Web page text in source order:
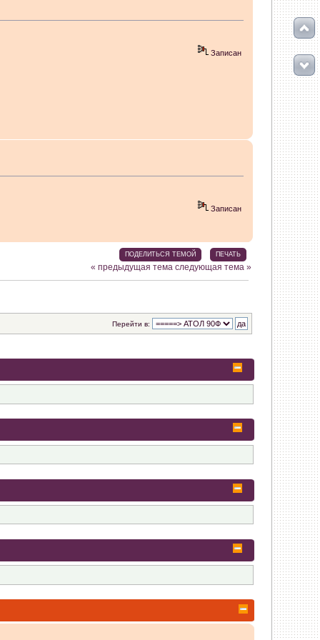
на 5-ю платформу. Атол 11 видится в системе как диск
Спасибо.
было. Как сейчас происходит замена???
Изначально установлена на 8Gb.
не восстановил(
Записан
Записан
ПОДЕЛИТЬСЯ ТЕМОЙ ПЕЧАТЬ
« предыдущая тема следующая тема »
Перейти в: